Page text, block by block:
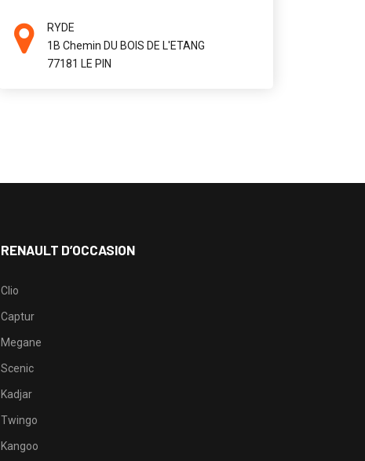
RYDE
1B Chemin DU BOIS DE L'ETANG
77181 LE PIN
RENAULT D’OCCASION
Clio
Captur
Megane
Scenic
Kadjar
Twingo
Kangoo